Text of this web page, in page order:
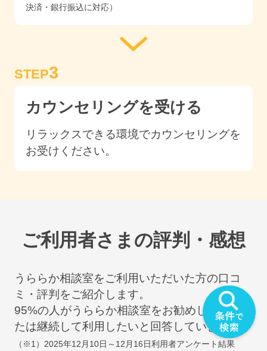
決済・銀行振込に対応）
STEP3
カウンセリングを受ける
リラックスできる環境でカウンセリングを
お受けください。
ご利用者さまの評判・感想
うららか相談室をご利用いただいた方の口コ
ミ・評判をご紹介します。
95%の人がうららか相談室をお勧めしたい・ま
たは継続して利用したいと回答しています(※1)
（※1） 2025年12月10日～12月16日利用者アンケート結果